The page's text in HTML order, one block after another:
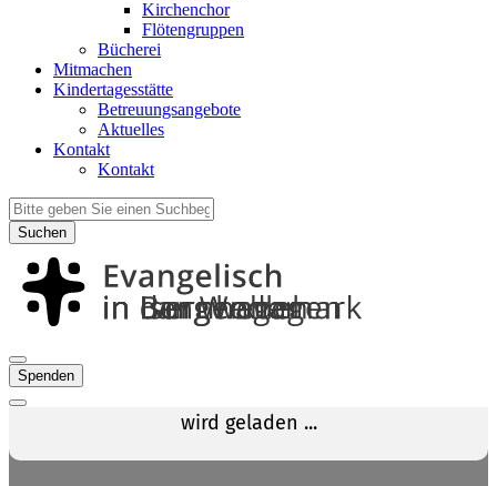
Kirchenchor
Flötengruppen
Bücherei
Mitmachen
Kindertagesstätte
Betreuungsangebote
Aktuelles
Kontakt
Kontakt
Suchen
Spenden